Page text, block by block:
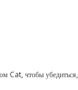
Cat, чтобы убедиться,